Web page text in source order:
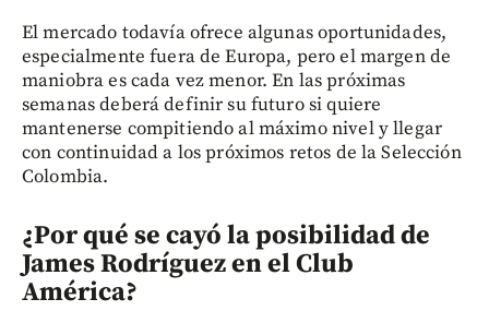
El mercado todavía ofrece algunas oportunidades,
especialmente fuera de Europa, pero el margen de
maniobra es cada vez menor. En las próximas
semanas deberá definir su futuro si quiere
mantenerse compitiendo al máximo nivel y llegar
con continuidad a los próximos retos de la Selección
Colombia.
¿Por qué se cayó la posibilidad de
James Rodríguez en el Club
América?